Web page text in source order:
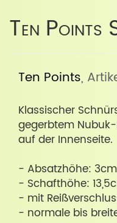
Ten Points
Ten Points,
Klassischer
gegerbtem
auf der Innenseite.
- Absatzhöhe: 3cm
- Schafthöhe:
- mit
- normale bis